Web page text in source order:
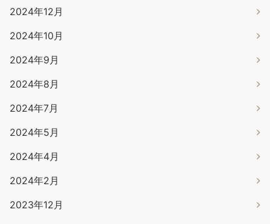
2024年12月
2024年10月
2024年9月
2024年8月
2024年7月
2024年5月
2024年4月
2024年2月
2023年12月